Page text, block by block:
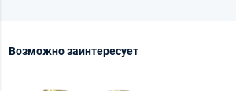
Возможно заинтересует